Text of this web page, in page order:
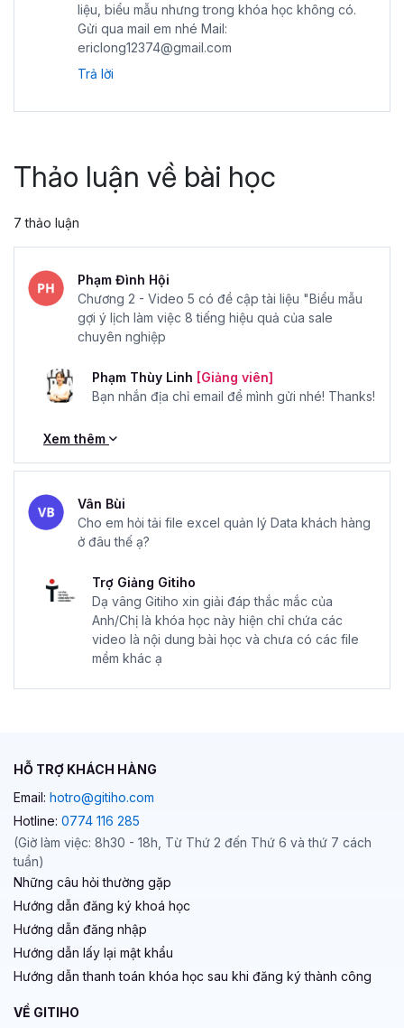
liệu, biểu mẫu nhưng trong khóa học không có.
Gửi qua mail em nhé Mail:
ericlong12374@gmail.com
Trả lời
Thảo luận về bài học
7 thảo luận
Phạm Đình Hội
Chương 2 - Video 5 có đề cập tài liệu "Biểu mẫu
gợi ý lịch làm việc 8 tiếng hiệu quả của sale
chuyên nghiệp
Phạm Thùy Linh [Giảng viên]
Bạn nhắn địa chỉ email để mình gửi nhé! Thanks!
Xem thêm
Vân Bùi
Cho em hỏi tải file excel quản lý Data khách hàng
ở đâu thế ạ?
Trợ Giảng Gitiho
Dạ vâng Gitiho xin giải đáp thắc mắc của
Anh/Chị là khóa học này hiện chỉ chứa các
video là nội dung bài học và chưa có các file
mềm khác ạ
HỖ TRỢ KHÁCH HÀNG
Email: hotro@gitiho.com
Hotline: 0774 116 285
(Giờ làm việc: 8h30 - 18h, Từ Thứ 2 đến Thứ 6 và thứ 7 cách
tuần)
Những câu hỏi thường gặp
Hướng dẫn đăng ký khoá học
Hướng dẫn đăng nhập
Hướng dẫn lấy lại mật khẩu
Hướng dẫn thanh toán khóa học sau khi đăng ký thành công
VỀ GITIHO